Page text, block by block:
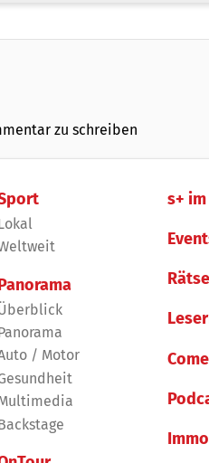
zu schreiben
/ Motor
s+